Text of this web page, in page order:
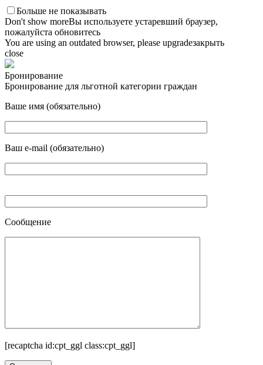
Больше не показывать
Don't show moreВы используете устаревший браузер,
пожалуйста обновитесь
You are using an outdated browser, please upgradeзакрыть
close
Бронирование
Бронирование для льготной категории граждан
Ваше имя (обязательно)
Ваш e-mail (обязательно)
Сообщение
[recaptcha id:cpt_ggl class:cpt_ggl]